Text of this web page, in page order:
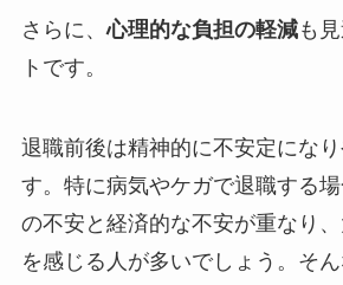
さらに、心理的な負担の軽減も
トです。
退職前後は精神的に不安定にな
す。特に病気やケガで退職する
の不安と経済的な不安が重なり
を感じる人が多いでしょう。そ